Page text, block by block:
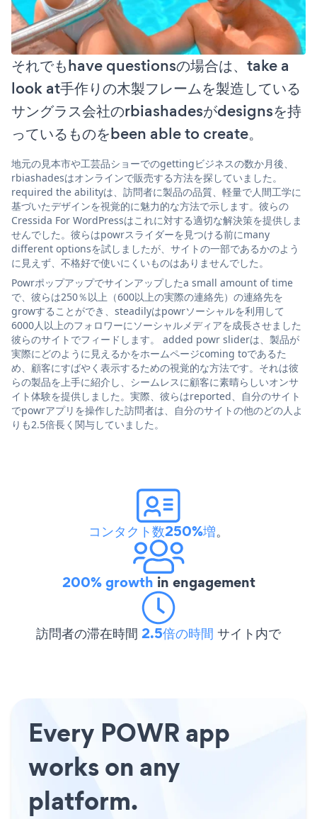
それでもhave questionsの場合は、take a
look at手作りの木製フレームを製造している
サングラス会社のrbiashadesがdesignsを持
っているものをbeen able to create。
地元の見本市や工芸品ショーでのgettingビジネスの数か月後、
rbiashadesはオンラインで販売する方法を探していました。
required the abilityは、訪問者に製品の品質、軽量で人間工学に
基づいたデザインを視覚的に魅力的な方法で示します。彼らの
Cressida For WordPressはこれに対する適切な解決策を提供しま
せんでした。彼らはpowrスライダーを見つける前にmany
different optionsを試しましたが、サイトの一部であるかのよう
に見えず、不格好で使いにくいものはありませんでした。
Powrポップアップでサインアップしたa small amount of time
で、彼らは250％以上（600以上の実際の連絡先）の連絡先を
growすることができ、steadilyはpowrソーシャルを利用して
6000人以上のフォロワーにソーシャルメディアを成長させました
彼らのサイトでフィードします。 added powr sliderは、製品が
実際にどのように見えるかをホームページcoming toであるた
め、顧客にすばやく表示するための視覚的な方法です。それは彼
らの製品を上手に紹介し、シームレスに顧客に素晴らしいオンサ
イト体験を提供しました。実際、彼らはreported、自分のサイト
でpowrアプリを操作した訪問者は、自分のサイトの他のどの人よ
りも2.5倍長く関与していました。
コンタクト数250%増。
200% growth in engagement
訪問者の滞在時間 2.5倍の時間 サイト内で
Every POWR app
works on any
platform.